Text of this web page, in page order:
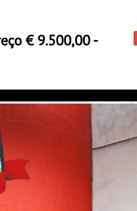
€ 9.500,00 -